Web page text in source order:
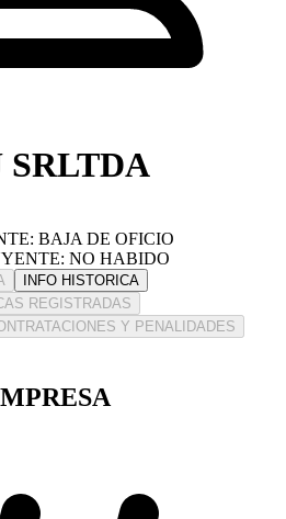
SRLTDA
BAJA DE OFICIO
NO HABIDO
INFO HISTORICA
REGISTRADAS
Y PENALIDADES